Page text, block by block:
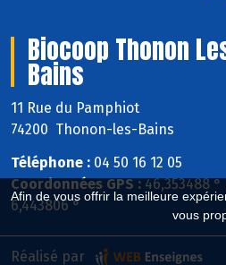
Afin de vous offrir la meilleure
vous
Biocoop Thonon
Bains
11 Rue du Pamphiot
74200 Thonon-les-Bains
Téléphone : 04 50 16 12 05
Coordonnées GPS : 46,353488 °
6,443806 °
Réalisé par